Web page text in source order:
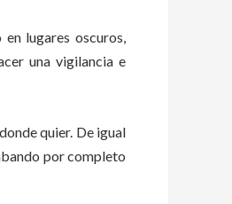
lugares oscuros,
una vigilancia e
quier. De igual
por completo